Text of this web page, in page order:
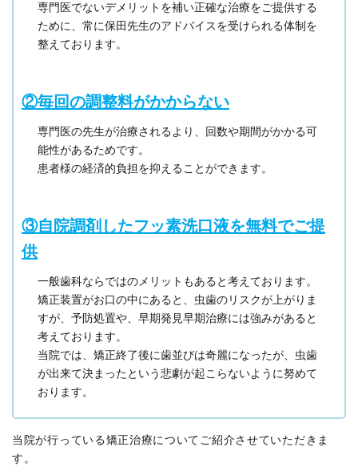
専門医でないデメリットを補い正確な治療をご提供する
ために、常に保田先生のアドバイスを受けられる体制を
整えております。
②毎回の調整料がかからない
専門医の先生が治療されるより、回数や期間がかかる可
能性があるためです。
患者様の経済的負担を抑えることができます。
③自院調剤したフッ素洗口液を無料でご提
供
一般歯科ならではのメリットもあると考えております。
矯正装置がお口の中にあると、虫歯のリスクが上がりま
すが、予防処置や、早期発見早期治療には強みがあると
考えております。
当院では、矯正終了後に歯並びは奇麗になったが、虫歯
が出来て決まったという悲劇が起こらないように努めて
おります。
当院が行っている矯正治療についてご紹介させていただきま
す。